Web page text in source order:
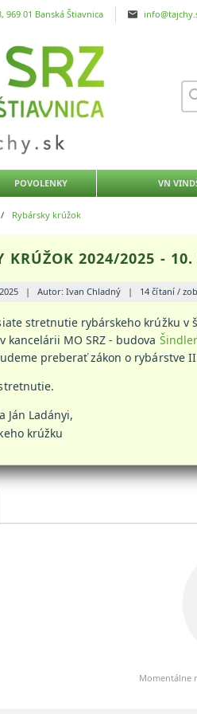
969 01 Banská Štiavnica
POVOLENKY VN
/ Rybársky krúžok
KRÚŽOK 2024/2025 - 10.
| Autor: Ivan Chladný | 14 čítaní /
stretnutie rybárskeho krúžku v
kancelárii MO SRZ - budova
preberať zákon o rybárstve
Ján Ladányi,
krúžku
Momentálne